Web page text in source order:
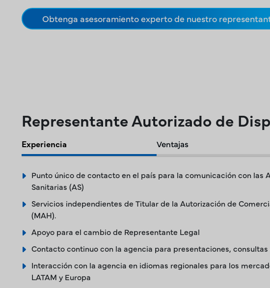
Obtenga asesoramiento experto de nuestro
Representante Autorizado de
Experiencia Ventajas
Punto único de contacto en el país para la comunicación con las
Sanitarias (AS)
Servicios independientes de Titular de la Autorización de
(MAH).
Apoyo para el cambio de Representante Legal
Contacto continuo con la agencia para presentaciones,
Interacción con la agencia en idiomas regionales para los
LATAM y Europa